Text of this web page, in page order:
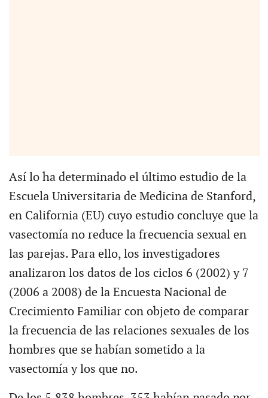
Así lo ha determinado el último estudio de la
Escuela Universitaria de Medicina de Stanford,
en California (EU) cuyo estudio concluye que la
vasectomía no reduce la frecuencia sexual en
las parejas. Para ello, los investigadores
analizaron los datos de los ciclos 6 (2002) y 7
(2006 a 2008) de la Encuesta Nacional de
Crecimiento Familiar con objeto de comparar
la frecuencia de las relaciones sexuales de los
hombres que se habían sometido a la
vasectomía y los que no.